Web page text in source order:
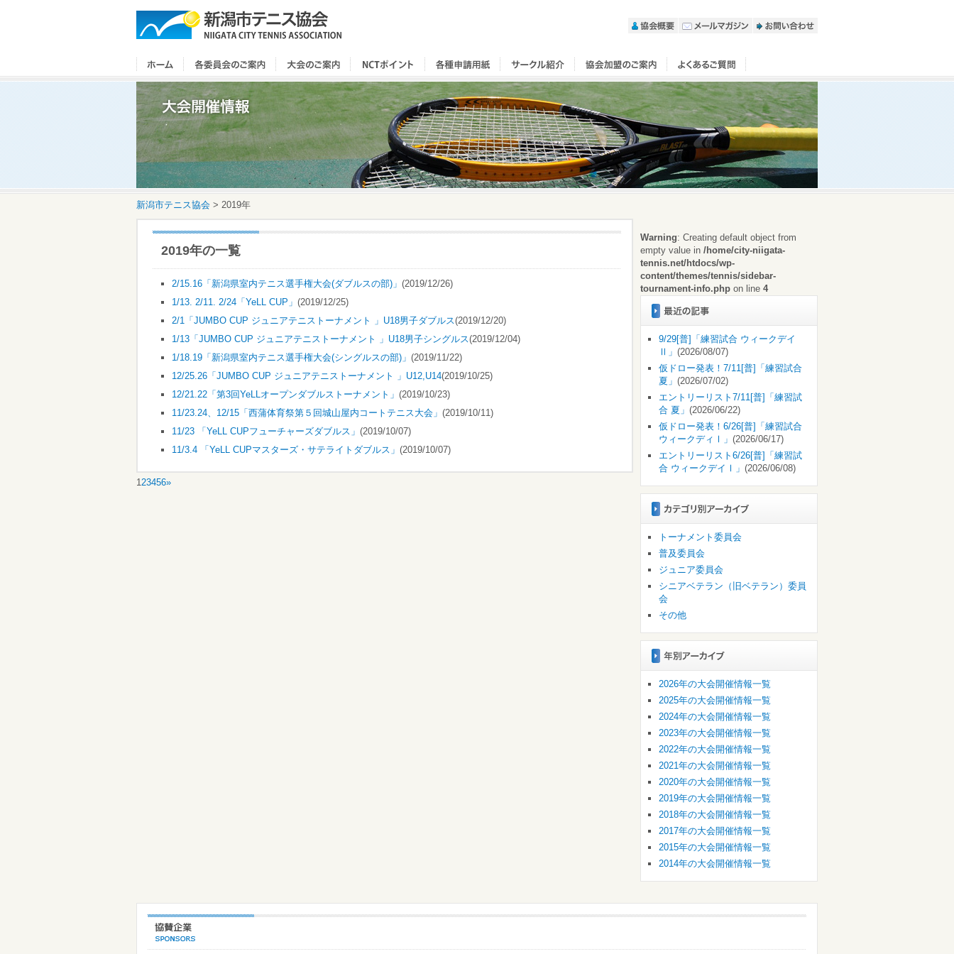
新潟市テニス協会 > 2019年
2019年の一覧
2/15.16「新潟県室内テニス選手権大会(ダブルスの部)」 (2019/12/26)
1/13. 2/11. 2/24「YeLL CUP」 (2019/12/25)
2/1「JUMBO CUP ジュニアテニストーナメント 」U18男子ダブルス(2019/12/20)
1/13「JUMBO CUP ジュニアテニストーナメント 」U18男子シングルス(2019/12/04)
1/18.19「新潟県室内テニス選手権大会(シングルスの部)」 (2019/11/22)
12/25.26「JUMBO CUP ジュニアテニストーナメント 」U12,U14(2019/10/25)
12/21.22「第3回YeLLオープンダブルストーナメント」 (2019/10/23)
11/23.24、12/15「西蒲体育祭第５回城山屋内コートテニス大会」 (2019/10/11)
11/23 「YeLL CUPフューチャーズダブルス」 (2019/10/07)
11/3.4 「YeLL CUPマスターズ・サテライトダブルス」 (2019/10/07)
123456»
Warning: Creating default object from
empty value in /home/city-niigata-
tennis.net/htdocs/wp-
content/themes/tennis/sidebar-
tournament-info.php on line 4
9/29[普]「練習試合 ウィークデイ
Ⅱ」 (2026/08/07)
仮ドロー発表！7/11[普]「練習試合
夏」 (2026/07/02)
エントリーリスト7/11[普]「練習試
合 夏」 (2026/06/22)
仮ドロー発表！6/26[普]「練習試合
ウィークディⅠ」 (2026/06/17)
エントリーリスト6/26[普]「練習試
合 ウィークデイⅠ」 (2026/06/08)
トーナメント委員会
普及委員会
ジュニア委員会
シニアベテラン（旧ベテラン）委員
会
その他
2026年の大会開催情報一覧
2025年の大会開催情報一覧
2024年の大会開催情報一覧
2023年の大会開催情報一覧
2022年の大会開催情報一覧
2021年の大会開催情報一覧
2020年の大会開催情報一覧
2019年の大会開催情報一覧
2018年の大会開催情報一覧
2017年の大会開催情報一覧
2015年の大会開催情報一覧
2014年の大会開催情報一覧